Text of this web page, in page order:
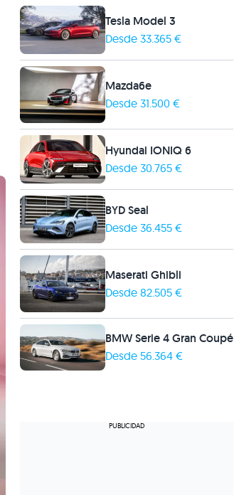
Tesla Model 3
Desde 33.365 €
Mazda6e
Desde 31.500 €
Hyundai IONIQ 6
Desde 30.765 €
BYD Seal
Desde 36.455 €
Maserati Ghibli
Desde 82.505 €
BMW Serie 4 Gran Coupé
Desde 56.364 €